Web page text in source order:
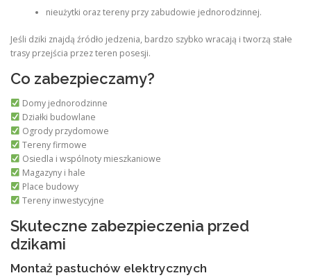
nieużytki oraz tereny przy zabudowie jednorodzinnej.
Jeśli dziki znajdą źródło jedzenia, bardzo szybko wracają i tworzą stałe
trasy przejścia przez teren posesji.
Co zabezpieczamy?
Domy jednorodzinne
Działki budowlane
Ogrody przydomowe
Tereny firmowe
Osiedla i wspólnoty mieszkaniowe
Magazyny i hale
Place budowy
Tereny inwestycyjne
Skuteczne zabezpieczenia przed
dzikami
Montaż pastuchów elektrycznych